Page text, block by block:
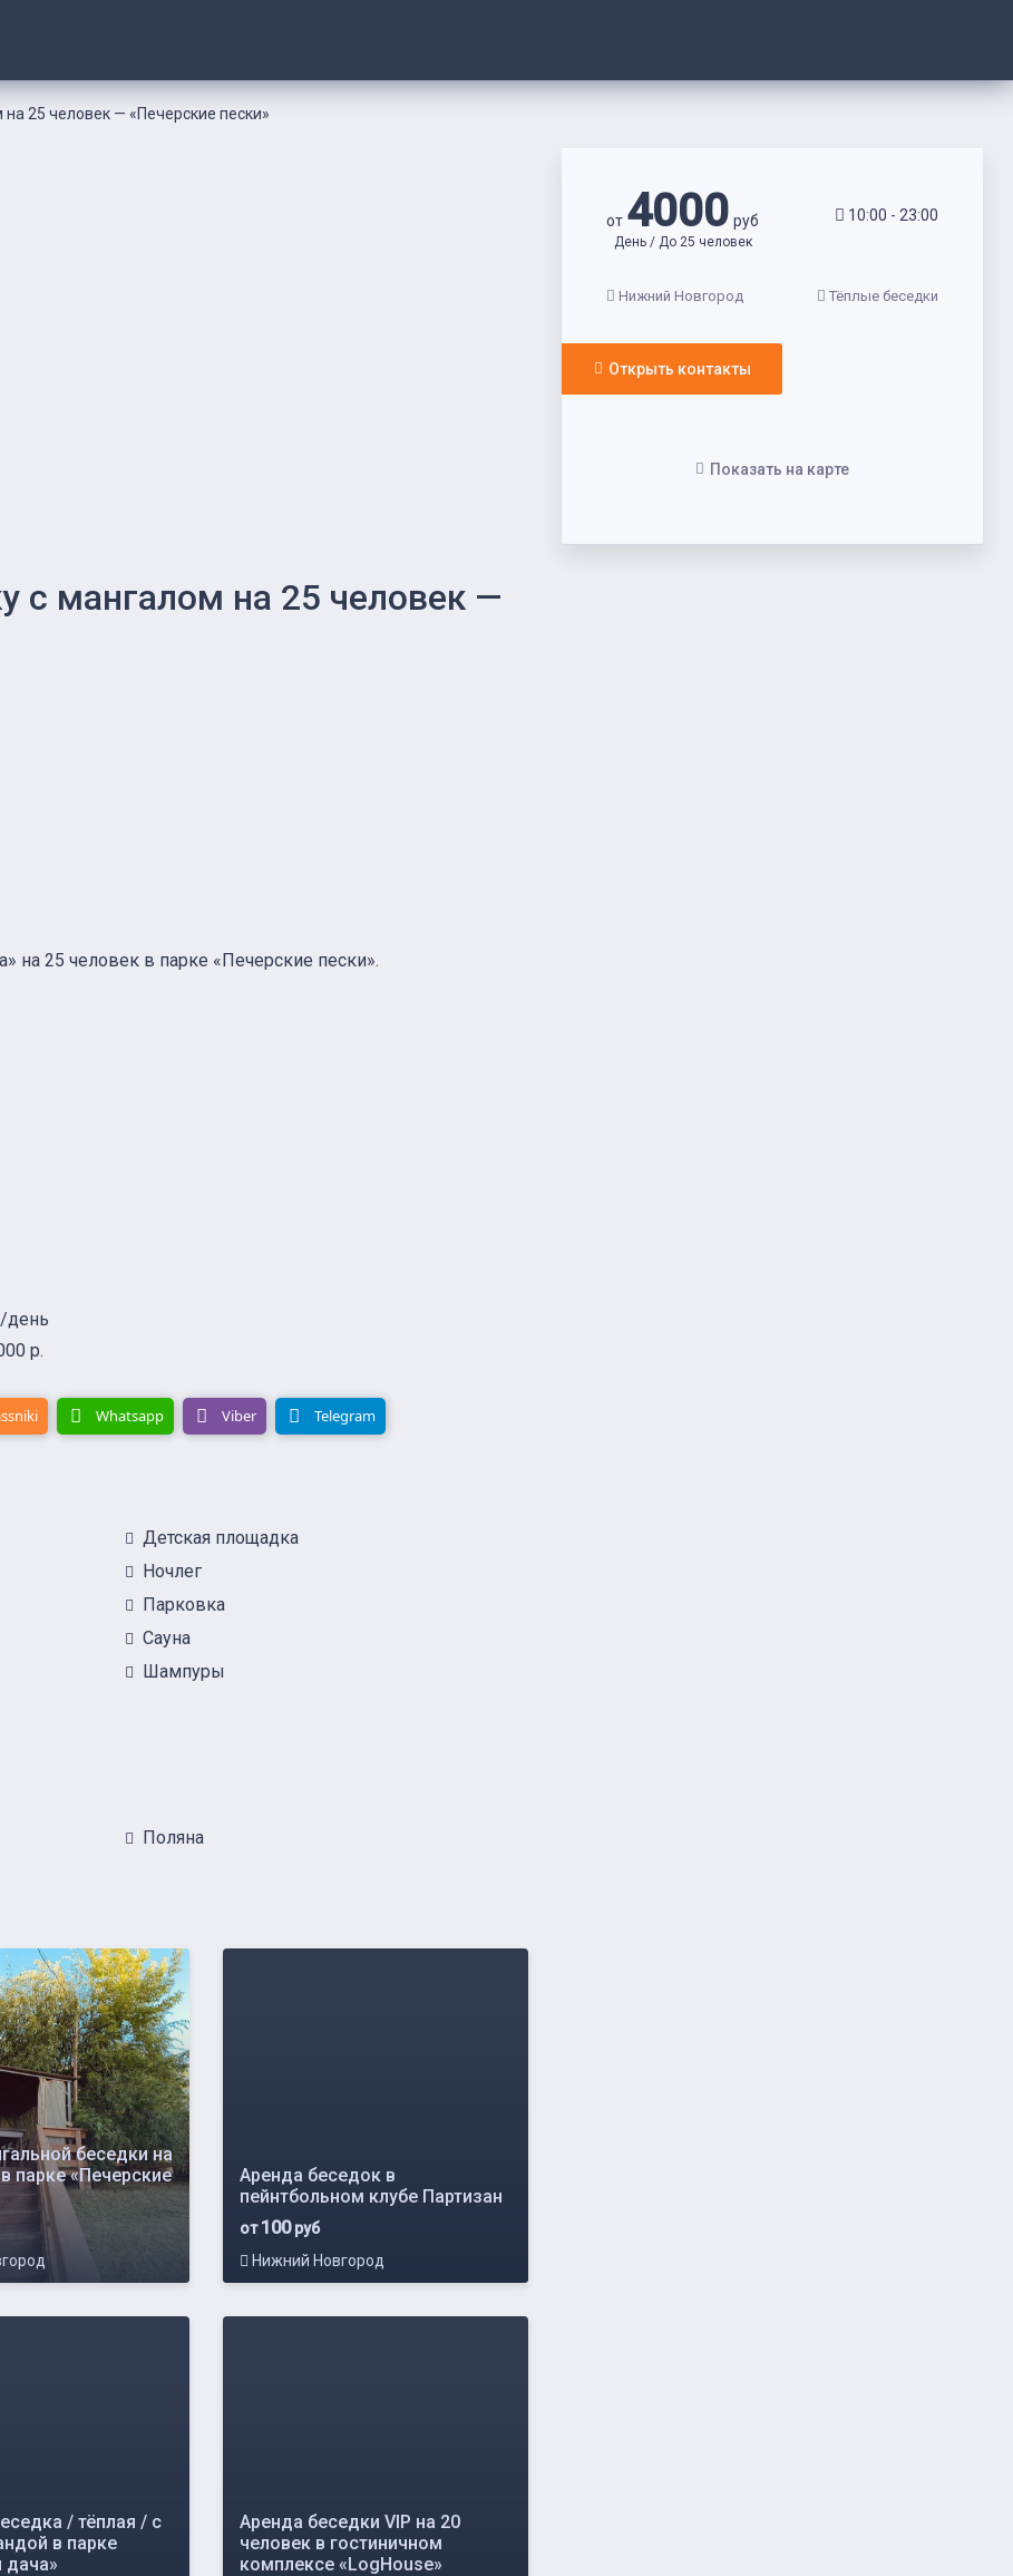
25 человек — «Печерские пески»
с мангалом на 25 человек —
на 25 человек в парке «Печерские пески».
день
р.
Whatsapp Viber Telegram
Детская площадка
Ночлег
Парковка
Сауна
Шампуры
Поляна
беседки на
парке «Печерские
Аренда беседок в
пейнтбольном клубе Партизан
от100руб
Нижний Новгород
/ тёплая / с
в парке
дача»
Аренда беседки VIP на 20
человек в гостиничном
комплексе «LogHouse»
от 4000руб
День / До 25 человек
10:00 - 23:00
Нижний Новгород Тёплые беседки
Открыть контакты
Показать на карте